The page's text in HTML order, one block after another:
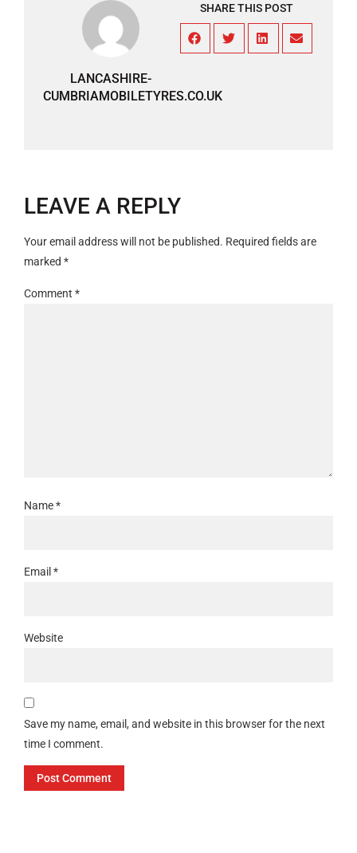
LANCASHIRE-
CUMBRIAMOBILETYRES.CO.UK
SHARE THIS POST
LEAVE A REPLY
Your email address will not be published. Required fields are
marked *
Comment *
Name*
Email *
Website
Save my name, email, and website in this browser for the next
time I comment.